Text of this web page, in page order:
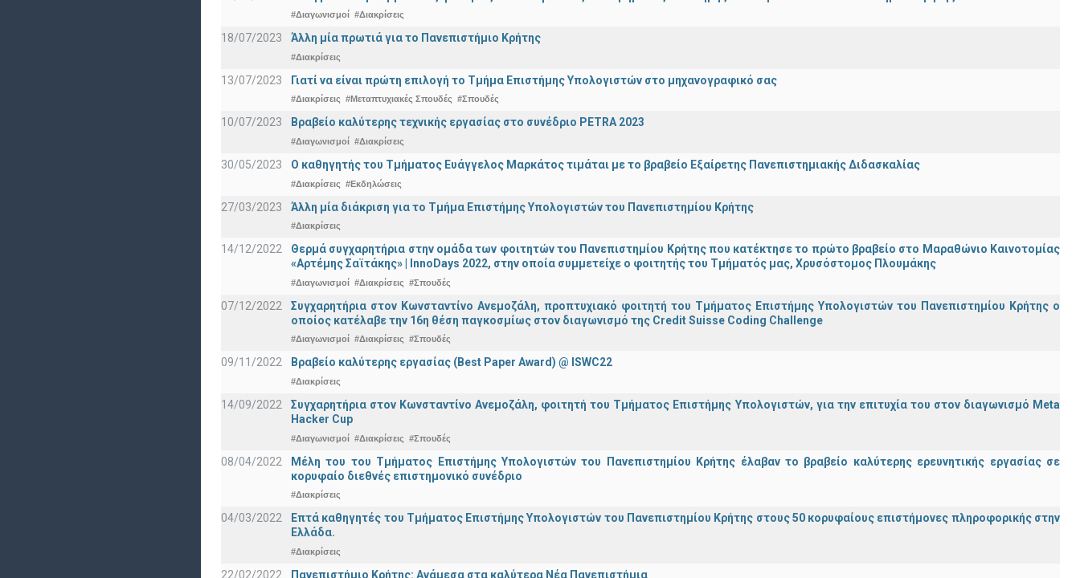
#Διαγωνισμοί #Διακρίσεις
18/07/2023 Άλλη μία πρωτιά για το Πανεπιστήμιο Κρήτης
#Διακρίσεις
13/07/2023 Γιατί να είναι πρώτη επιλογή το Τμήμα Επιστήμης Υπολογιστών στο μηχανογραφικό σας
#Διακρίσεις #Μεταπτυχιακές Σπουδές #Σπουδές
10/07/2023 Βραβείο καλύτερης τεχνικής εργασίας στο συνέδριο PETRA 2023
#Διαγωνισμοί #Διακρίσεις
30/05/2023 Ο καθηγητής του Τμήματος Ευάγγελος Μαρκάτος τιμάται με το βραβείο Εξαίρετης Πανεπιστημιακής Διδασκαλίας
#Διακρίσεις #Εκδηλώσεις
27/03/2023 Άλλη μία διάκριση για το Τμήμα Επιστήμης Υπολογιστών του Πανεπιστημίου Κρήτης
#Διακρίσεις
14/12/2022
Θερμά συγχαρητήρια στην ομάδα των φοιτητών του Πανεπιστημίου Κρήτης που κατέκτησε το πρώτο βραβείο στο Μαραθώνιο Καινοτομίας
«Αρτέμης Σαϊτάκης» | InnoDays 2022, στην οποία συμμετείχε ο φοιτητής του Τμήματός μας, Χρυσόστομος Πλουμάκης
#Διαγωνισμοί #Διακρίσεις #Σπουδές
07/12/2022
Συγχαρητήρια στον Κωνσταντίνο Ανεμοζάλη, προπτυχιακό φοιτητή του Τμήματος Επιστήμης Υπολογιστών του Πανεπιστημίου Κρήτης ο
οποίος κατέλαβε την 16η θέση παγκοσμίως στον διαγωνισμό της Credit Suisse Coding Challenge
#Διαγωνισμοί #Διακρίσεις #Σπουδές
09/11/2022 Βραβείο καλύτερης εργασίας (Best Paper Award) @ ISWC22
#Διακρίσεις
14/09/2022
Συγχαρητήρια στον Κωνσταντίνο Ανεμοζάλη, φοιτητή του Τμήματος Επιστήμης Υπολογιστών, για την επιτυχία του στον διαγωνισμό Meta
Hacker Cup
#Διαγωνισμοί #Διακρίσεις #Σπουδές
08/04/2022
Μέλη του του Τμήματος Επιστήμης Υπολογιστών του Πανεπιστημίου Κρήτης έλαβαν το βραβείο καλύτερης ερευνητικής εργασίας σε
κορυφαίο διεθνές επιστημονικό συνέδριο
#Διακρίσεις
04/03/2022
Επτά καθηγητές του Τμήματος Επιστήμης Υπολογιστών του Πανεπιστημίου Κρήτης στους 50 κορυφαίους επιστήμονες πληροφορικής στην
Ελλάδα.
#Διακρίσεις
22/02/2022 Πανεπιστήμιο Κρήτης: Ανάμεσα στα καλύτερα Νέα Πανεπιστήμια